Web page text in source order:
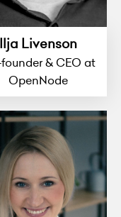
Ilja Livenson
& CEO at
OpenNode